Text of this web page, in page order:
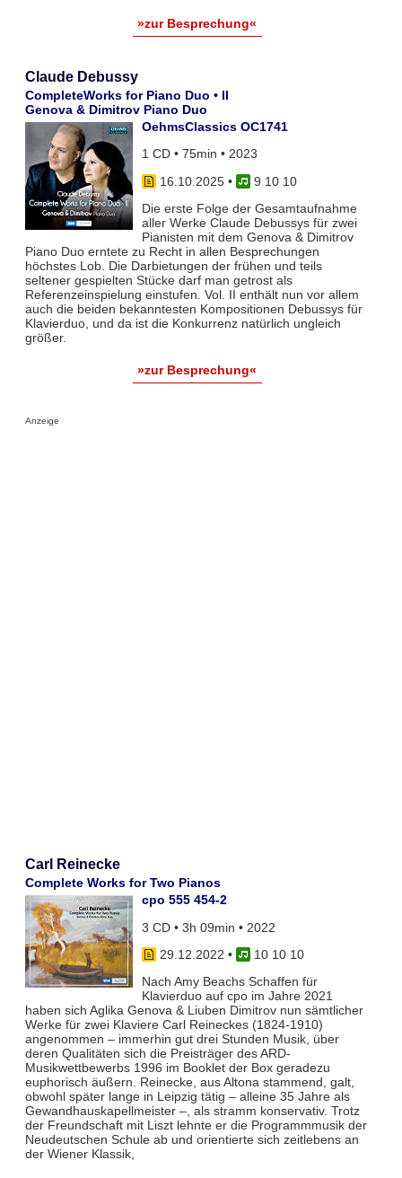
»zur Besprechung«
Claude Debussy
CompleteWorks for Piano Duo • II
Genova & Dimitrov Piano Duo
OehmsClassics OC1741
1 CD • 75min • 2023
16.10.2025•
9 10 10
Die erste Folge der Gesamtaufnahme
aller Werke Claude Debussys für zwei
Pianisten mit dem Genova & Dimitrov
Piano Duo erntete zu Recht in allen Besprechungen
höchstes Lob. Die Darbietungen der frühen und teils
seltener gespielten Stücke darf man getrost als
Referenzeinspielung einstufen. Vol. II enthält nun vor allem
auch die beiden bekanntesten Kompositionen Debussys für
Klavierduo, und da ist die Konkurrenz natürlich ungleich
größer.
»zur Besprechung«
Anzeige
Carl Reinecke
Complete Works for Two Pianos
cpo 555 454-2
3 CD • 3h 09min • 2022
29.12.2022 •
10 10 10
Nach Amy Beachs Schaffen für
Klavierduo auf cpo im Jahre 2021
haben sich Aglika Genova & Liuben Dimitrov nun sämtlicher
Werke für zwei Klaviere Carl Reineckes (1824-1910)
angenommen – immerhin gut drei Stunden Musik, über
deren Qualitäten sich die Preisträger des ARD-
Musikwettbewerbs 1996 im Booklet der Box geradezu
euphorisch äußern. Reinecke, aus Altona stammend, galt,
obwohl später lange in Leipzig tätig – alleine 35 Jahre als
Gewandhauskapellmeister –, als stramm konservativ. Trotz
der Freundschaft mit Liszt lehnte er die Programmmusik der
Neudeutschen Schule ab und orientierte sich zeitlebens an
der Wiener Klassik,